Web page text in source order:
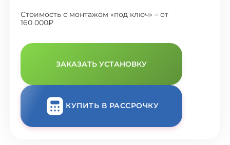
Стоимость с монтажом «под ключ» – от
160 000₽
ЗАКАЗАТЬ УСТАНОВКУ
КУПИТЬ В РАССРОЧКУ